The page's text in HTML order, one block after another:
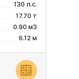
130 л.с.
17.70 т
0.90 м3
6.12 м